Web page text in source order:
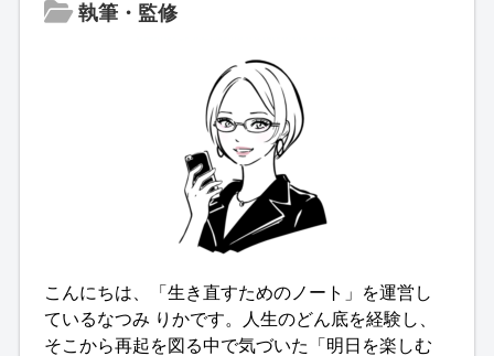
執筆・監修
こんにちは、「生き直すためのノート」を運営し
ているなつみ りかです。人生のどん底を経験し、
そこから再起を図る中で気づいた「明日を楽しむ